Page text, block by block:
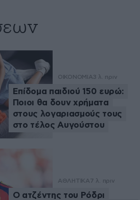
ΟΙΚΟΝΟΜΙΑ3 λ. πριν
Επίδομα παιδιού 150 ευρώ:
Ποιοι θα δουν χρήματα
στους λογαριασμούς τους
στο τέλος Αυγούστου
ΑΘΛΗΤΙΚΑ7 λ. πριν
Ο ατζέντης του Ρόδρι